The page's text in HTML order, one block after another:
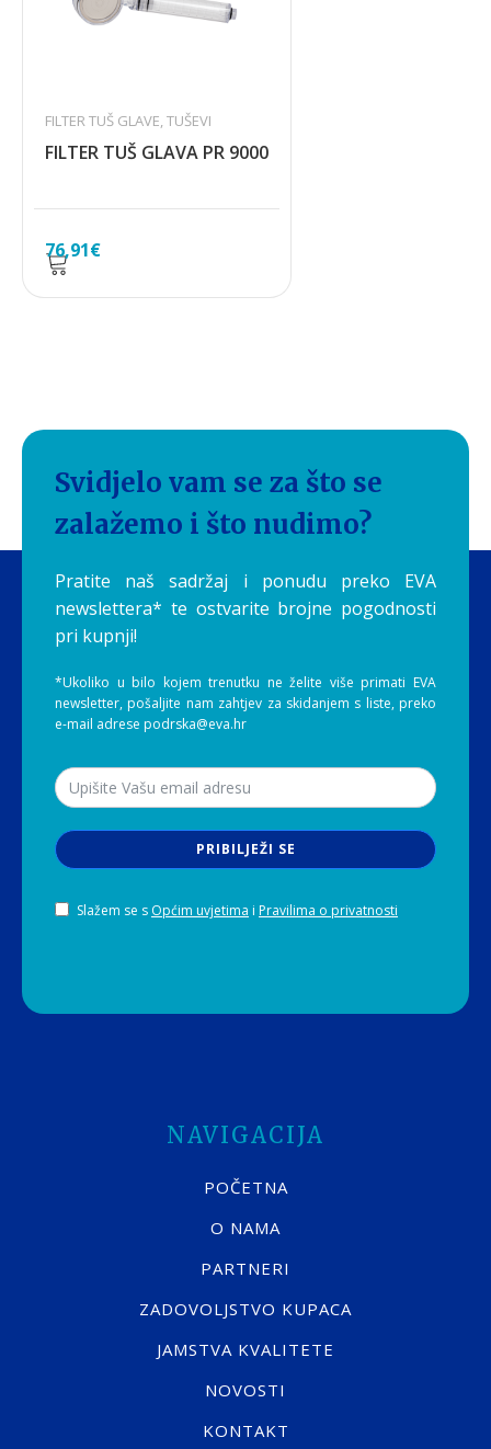
76,91€
FILTER TUŠ GLAVE,TUŠEVI
FILTER TUŠ GLAVA PR 9000
Svidjelo vam se za što se
zalažemo i što nudimo?
Pratite naš sadržaj i ponudu preko EVA
newslettera* te ostvarite brojne pogodnosti
pri kupnji!
*Ukoliko u bilo kojem trenutku ne želite više primati EVA
newsletter, pošaljite nam zahtjev za skidanjem s liste, preko
e-mail adrese podrska@eva.hr
PRIBILJEŽI SE
Slažem se s Općim uvjetima i Pravilima o privatnosti
NAVIGACIJA
POČETNA
O NAMA
PARTNERI
ZADOVOLJSTVO KUPACA
JAMSTVA KVALITETE
NOVOSTI
KONTAKT